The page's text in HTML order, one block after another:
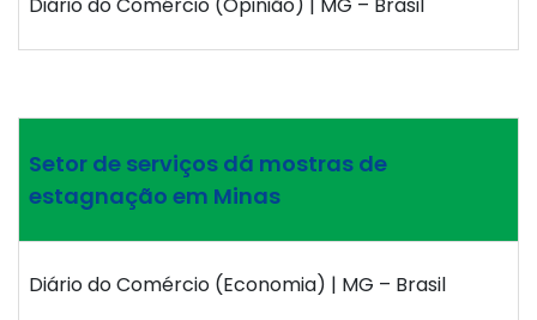
Diário do Comércio (Opinião) | MG – Brasil
Setor de serviços dá mostras de
estagnação em Minas
Diário do Comércio (Economia) | MG – Brasil